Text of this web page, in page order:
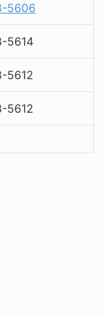
5606
5614
5612
5612